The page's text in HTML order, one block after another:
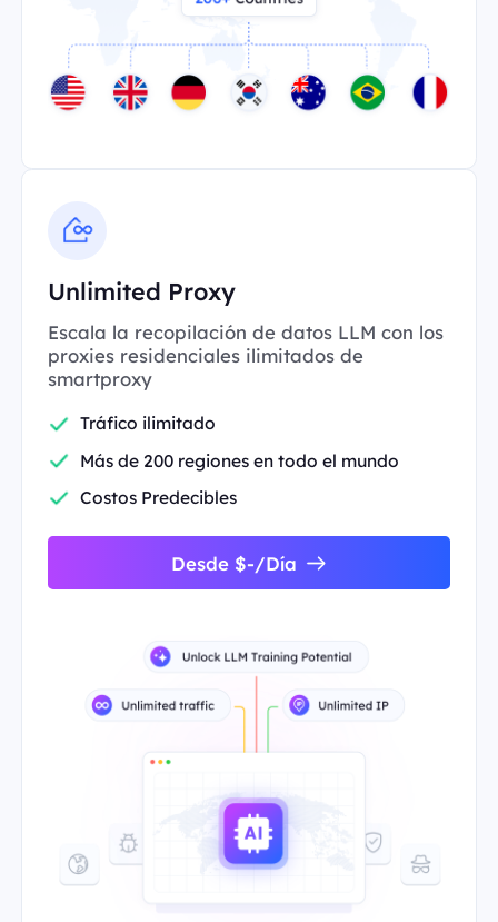
Unlimited Proxy
Escala la recopilación de datos LLM con los
proxies residenciales ilimitados de
smartproxy
Tráfico ilimitado
Más de 200 regiones en todo el mundo
Costos Predecibles
Desde $-/Día